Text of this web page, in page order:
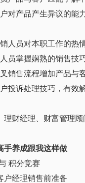
对产品产生异议的能
人员对本职工作的热
员掌握娴熟的销售技
销售流程增加产品与
投诉处理技巧，有效
理财经理、财富管理
手养成跟我这样做
积分竞赛
户经理销售前准备